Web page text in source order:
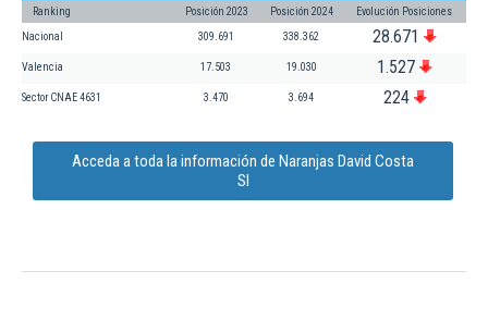
Ranking Posición 2023 Posición 2024 Evolución Posiciones
Nacional 309.691 338.362 28.671
Valencia 17.503 19.030 1.527
Sector CNAE 4631 3.470 3.694 224
Acceda a toda la información de Naranjas David Costa
Sl